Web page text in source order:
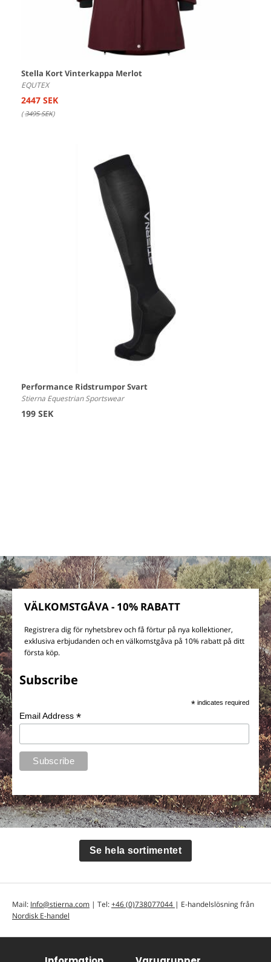
Stella Kort Vinterkappa Merlot
EQUTEX
2447 SEK
(3495 SEK)
Performance Ridstrumpor Svart
Stierna Equestrian Sportswear
199 SEK
VÄLKOMSTGÅVA - 10% RABATT
Registrera dig för nyhetsbrev och få förtur på nya kollektioner,
exklusiva erbjudanden och en välkomstgåva på 10% rabatt på ditt
första köp.
Subscribe
* indicates required
Email Address*
Se hela sortimentet
Mail: Info@stierna.com | Tel:+46 (0)738077044 | E-handelslösning från
Nordisk E-handel